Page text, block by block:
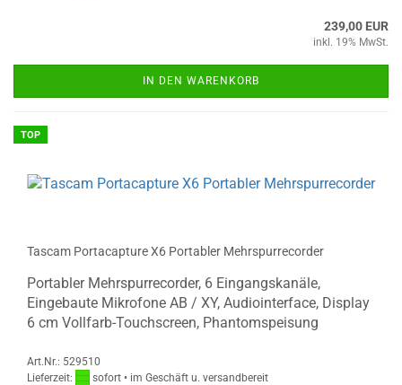
239,00 EUR
inkl. 19% MwSt.
IN DEN WARENKORB
TOP
Tascam Portacapture X6 Portabler Mehrspurrecorder
Portabler Mehrspurrecorder, 6 Eingangskanäle,
Eingebaute Mikrofone AB / XY, Audiointerface, Display
6 cm Vollfarb-Touchscreen, Phantomspeisung
Art.Nr.: 529510
Lieferzeit:
sofort • im Geschäft u. versandbereit